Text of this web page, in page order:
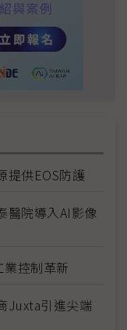
提供EOS防護
醫院導入AI影像
控制革新
Juxta引進尖端